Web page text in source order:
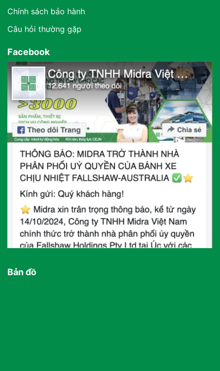
Chính sách bảo hành
Câu hỏi thường gặp
Facebook
Bản đồ